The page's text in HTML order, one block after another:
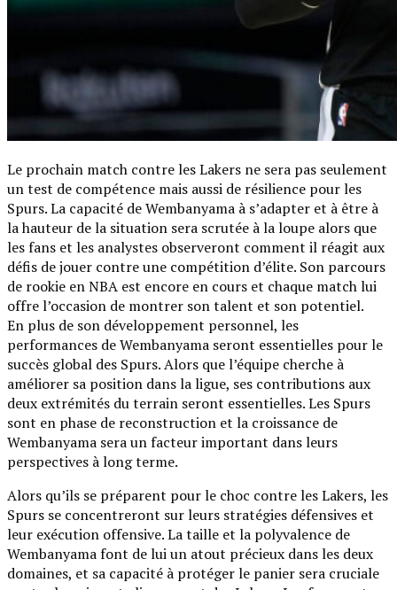
Le prochain match contre les Lakers ne sera pas seulement
un test de compétence mais aussi de résilience pour les
Spurs. La capacité de Wembanyama à s’adapter et à être à
la hauteur de la situation sera scrutée à la loupe alors que
les fans et les analystes observeront comment il réagit aux
défis de jouer contre une compétition d’élite. Son parcours
de rookie en NBA est encore en cours et chaque match lui
offre l’occasion de montrer son talent et son potentiel.
En plus de son développement personnel, les
performances de Wembanyama seront essentielles pour le
succès global des Spurs. Alors que l’équipe cherche à
améliorer sa position dans la ligue, ses contributions aux
deux extrémités du terrain seront essentielles. Les Spurs
sont en phase de reconstruction et la croissance de
Wembanyama sera un facteur important dans leurs
perspectives à long terme.
Alors qu’ils se préparent pour le choc contre les Lakers, les
Spurs se concentreront sur leurs stratégies défensives et
leur exécution offensive. La taille et la polyvalence de
Wembanyama font de lui un atout précieux dans les deux
domaines, et sa capacité à protéger le panier sera cruciale